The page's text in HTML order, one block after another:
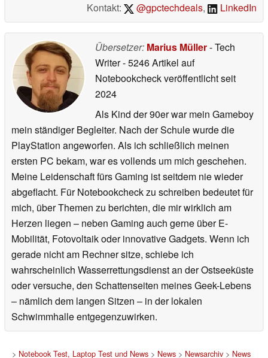
Kontakt:
@gpctechdeals, LinkedIn
Übersetzer: Marius Müller- Tech
Writer- 5246 Artikel auf
Notebookcheck veröffentlichtseit
2024
Als Kind der 90er war mein Gameboy
mein ständiger Begleiter. Nach der Schule wurde die
PlayStation angeworfen. Als ich schließlich meinen
ersten PC bekam, war es vollends um mich geschehen.
Meine Leidenschaft fürs Gaming ist seitdem nie wieder
abgeflacht. Für Notebookcheck zu schreiben bedeutet für
mich, über Themen zu berichten, die mir wirklich am
Herzen liegen – neben Gaming auch gerne über E-
Mobilität, Fotovoltaik oder innovative Gadgets. Wenn ich
gerade nicht am Rechner sitze, schiebe ich
wahrscheinlich Wasserrettungsdienst an der Ostseeküste
oder versuche, den Schattenseiten meines Geek-Lebens
– nämlich dem langen Sitzen – in der lokalen
Schwimmhalle entgegenzuwirken.
> Notebook Test, Laptop Test und News> News> Newsarchiv> News